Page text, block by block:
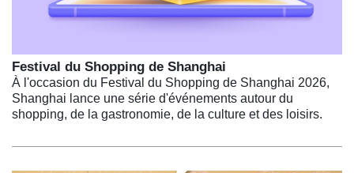
Festival du Shopping de Shanghai
À l'occasion du Festival du Shopping de Shanghai 2026,
Shanghai lance une série d'événements autour du
shopping, de la gastronomie, de la culture et des loisirs.